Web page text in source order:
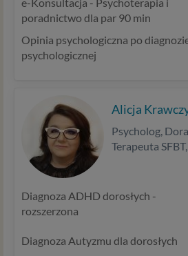
poradnictwo dla par 90 min
Opinia psychologiczna po
psychologicznej
Alicja
Psycholog,
Terapeuta
Diagnoza ADHD dorosłych -
rozszerzona
Diagnoza Autyzmu dla dorosłych